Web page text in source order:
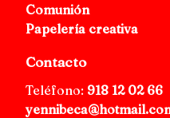
Comunión
Papelería creativa
Contacto
Teléfono: 918 12 02 66